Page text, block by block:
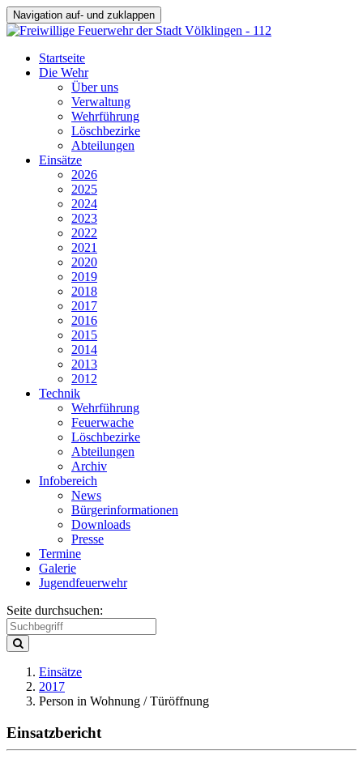
Navigation auf- und zuklappen
Startseite
Die Wehr
Über uns
Verwaltung
Wehrführung
Löschbezirke
Abteilungen
Einsätze
2026
2025
2024
2023
2022
2021
2020
2019
2018
2017
2016
2015
2014
2013
2012
Technik
Wehrführung
Feuerwache
Löschbezirke
Abteilungen
Archiv
Infobereich
News
Bürgerinformationen
Downloads
Presse
Termine
Galerie
Jugendfeuerwehr
Seite durchsuchen:
Einsätze
2017
Person in Wohnung / Türöffnung
Einsatzbericht